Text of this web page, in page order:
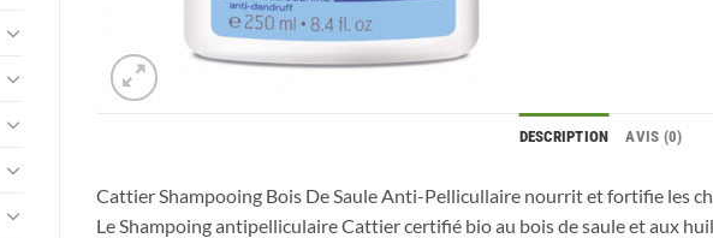
DESCRIPTION AVIS (0)
Cattier Shampooing Bois De Saule Anti-Pellicullaire nourrit et fortifie les
Le Shampoing antipelliculaire Cattier certifié bio au bois de saule et aux